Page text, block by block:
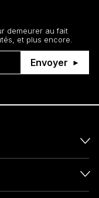
demeurer au fait
et plus encore.
Envoyer